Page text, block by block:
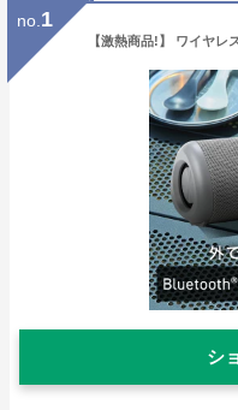
no. 1
シ